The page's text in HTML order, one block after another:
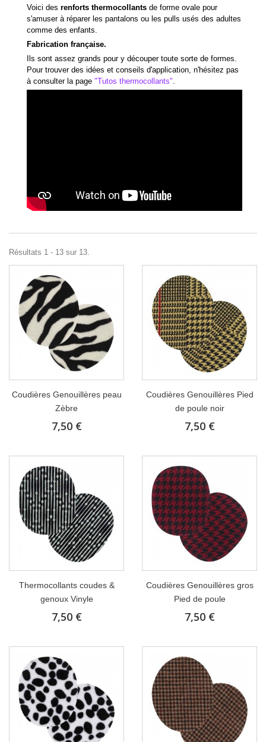
Voici des renforts thermocollants de forme ovale pour
s'amuser à réparer les pantalons ou les pulls usés des adultes
comme des enfants.
Fabrication française.
Ils sont assez grands pour y découper toute sorte de formes.
Pour trouver des idées et conseils d'application, n'hésitez pas
à consulter la page "Tutos thermocollants".
Résultats 1 - 13 sur 13.
Coudières Genouillères peau
Zèbre
7,50 €
Coudières Genouillères Pied
de poule noir
7,50 €
Thermocollants coudes &
genoux Vinyle
7,50 €
Coudières Genouillères gros
Pied de poule
7,50 €